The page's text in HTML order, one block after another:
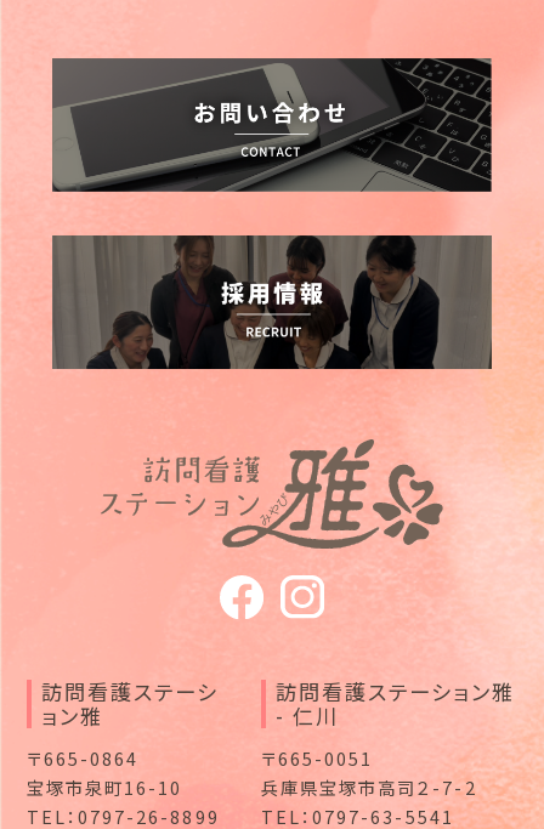
訪問看護ステーシ
ョン雅
〒665-0864
宝塚市泉町16-10
TEL：0797-26-8899
訪問看護ステーション雅
- 仁川
〒665-0051
兵庫県宝塚市高司２-7-2
TEL：0797-63-5541